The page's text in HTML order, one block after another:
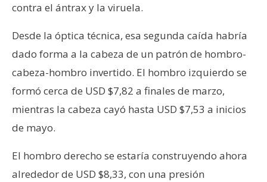
contra el ántrax y la viruela.
Desde la óptica técnica, esa segunda caída habría
dado forma a la cabeza de un patrón de hombro-
cabeza-hombro invertido. El hombro izquierdo se
formó cerca de USD $7,82 a finales de marzo,
mientras la cabeza cayó hasta USD $7,53 a inicios
de mayo.
El hombro derecho se estaría construyendo ahora
alrededor de USD $8,33, con una presión